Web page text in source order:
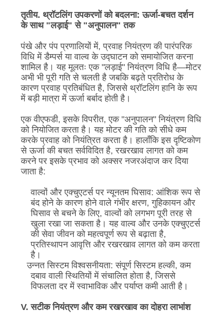
तृतीय. थ्रॉटलिंग उपकरणों को बदलना: ऊर्जा-बचत दर्शन
के साथ "लड़ाई" से "अनुपालन" तक
पंखे और पंप प्रणालियों में, प्रवाह नियंत्रण की पारंपरिक
विधि में डैम्पर्स या वाल्व के उद्घाटन को समायोजित करना
शामिल है। यह मूलतः एक "लड़ाई" नियंत्रण विधि है—मोटर
अभी भी पूरी गति से चलती है जबकि बढ़ते प्रतिरोध के
कारण प्रवाह प्रतिबंधित है, जिससे थ्रॉटलिंग हानि के रूप
में बड़ी मात्रा में ऊर्जा बर्बाद होती है।
एक वीएफडी, इसके विपरीत, एक "अनुपालन" नियंत्रण विधि
को नियोजित करता है। यह मोटर की गति को सीधे कम
करके प्रवाह को नियंत्रित करता है। हालाँकि इस दृष्टिकोण
से ऊर्जा की बचत सर्वविदित है, रखरखाव लागत को कम
करने पर इसके प्रभाव को अक्सर नजरअंदाज कर दिया
जाता है:
वाल्वों और एक्चुएटर्स पर न्यूनतम घिसाव: आंशिक रूप से
बंद होने के कारण होने वाले गंभीर क्षरण, गुहिकायन और
घिसाव से बचने के लिए, वाल्वों को लगभग पूरी तरह से
खुला रखा जा सकता है। यह वाल्व और उनके एक्चुएटर्स
की सेवा जीवन को महत्वपूर्ण रूप से बढ़ाता है,
प्रतिस्थापन आवृत्ति और रखरखाव लागत को कम करता
है।
उन्नत सिस्टम विश्वसनीयता: संपूर्ण सिस्टम हल्की, कम
दबाव वाली स्थितियों में संचालित होता है, जिससे
विफलता दर में स्वाभाविक और पर्याप्त कमी आती है।
V. सटीक नियंत्रण और कम रखरखाव का दोहरा लाभांश